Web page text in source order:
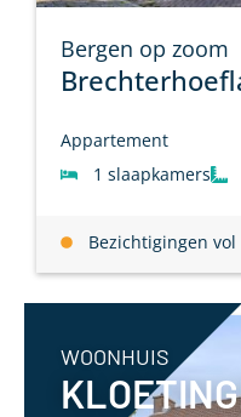
Bergen op zoom
Appartement
1 slaapkamers
Bezichtigingen vol
WOONHUIS